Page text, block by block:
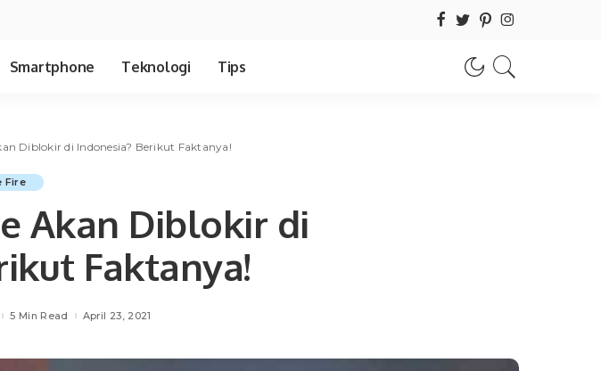
Smartphone Teknologi Tips
Diblokir di Indonesia? Berikut Faktanya!
Fire
Akan Diblokir di
Faktanya!
5 Min Read April 23, 2021